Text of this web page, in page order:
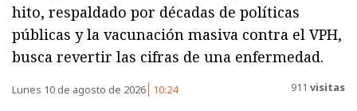
hito, respaldado por décadas de políticas
públicas y la vacunación masiva contra el VPH,
busca revertir las cifras de una enfermedad.
Lunes 10 de agosto de 2026 10:24 911 visitas